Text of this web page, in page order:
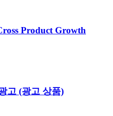
Product Growth
고 (광고 상품)